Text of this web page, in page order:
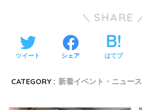
SHARE
ツイート シェア はてブ
CATEGORY : 新着イベント・ニュース